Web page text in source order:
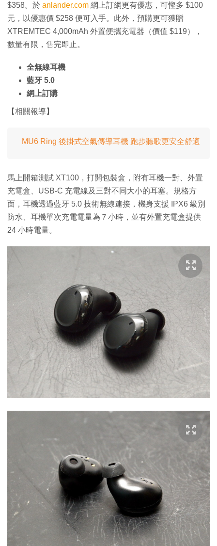
$358。於 anlander.com 網上訂網更有優惠，可慳多 $100
元，以優惠價 $258 便可入手。此外，預購更可獲贈
XTREMTEC 4,000mAh 外置便攜充電器（價值 $119），
數量有限，售完即止。
全無線耳機
藍牙 5.0
網上訂購
【相關報導】
MU6 Ring 後掛式空氣傳導耳機 跑步聽歌更安全舒適
馬上開箱測試 XT100，打開包裝盒，附有耳機一對、外置
充電盒、USB-C 充電線及三對不同大小的耳塞。規格方
面，耳機透過藍牙 5.0 技術無線連接，機身支援 IPX6 級別
防水、耳機單次充電電量為７小時，並有外置充電盒提供
24 小時電量。